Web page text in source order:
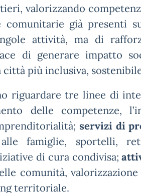
valorizzando
comunitarie già presenti
attività, ma di
di generare impatto
più inclusiva,
riguardare tre linee di
delle competenze,
servizi di
famiglie, sportelli,
di cura condivisa;
comunità,
territoriale.